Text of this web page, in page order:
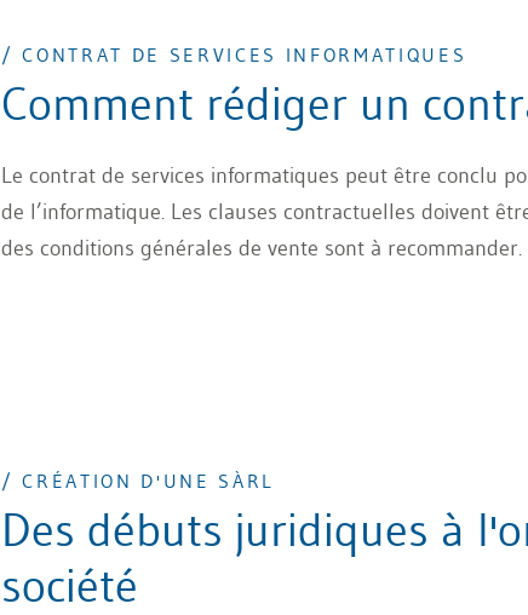
/ CONTRAT DE SERVICES INFORMATIQUES
Comment rédiger un
Le contrat de services informatiques peut être conclu
de l’informatique. Les clauses contractuelles doivent
des conditions générales de vente sont à recommander.
/ CRÉATION D'UNE SÀRL
Des débuts juridiques à
société